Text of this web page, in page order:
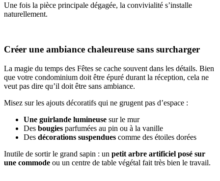
Une fois la pièce principale dégagée, la convivialité s’installe
naturellement.
Créer une ambiance chaleureuse sans surcharger
La magie du temps des Fêtes se cache souvent dans les détails. Bien
que votre condominium doit être épuré durant la réception, cela ne
veut pas dire qu’il doit être sans ambiance.
Misez sur les ajouts décoratifs qui ne grugent pas d’espace :
Une guirlande lumineuse sur le mur
Des bougies parfumées au pin ou à la vanille
Des décorations suspendues comme des étoiles dorées
Inutile de sortir le grand sapin : un petit arbre artificiel posé sur
une commode ou un centre de table végétal fait très bien le travail.